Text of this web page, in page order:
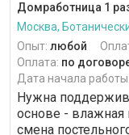
Домработница 1
Москва,
Опыт: любой
Оплата: по
Дата начала работы:
Нужна
основе - влажная
смена